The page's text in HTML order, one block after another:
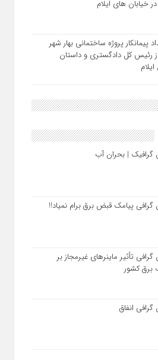
خیابان های ایلام
پیمانکار پروژه ساختمانی بهار شهر
از رئیس کل دادگستری و داستان
| بحران آب
پیامک قبض برق برام نمیاد!!
تأثیر ماینرهای غیرمجاز بر
کشور
انفاق